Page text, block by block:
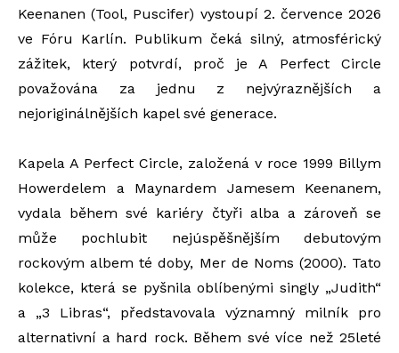
Keenanen (Tool, Puscifer) vystoupí 2. července 2026
ve Fóru Karlín. Publikum čeká silný, atmosférický
zážitek, který potvrdí, proč je A Perfect Circle
považována za jednu z nejvýraznějších a
nejoriginálnějších kapel své generace.
Kapela A Perfect Circle, založená v roce 1999 Billym
Howerdelem a Maynardem Jamesem Keenanem,
vydala během své kariéry čtyři alba a zároveň se
může pochlubit nejúspěšnějším debutovým
rockovým albem té doby, Mer de Noms (2000). Tato
kolekce, která se pyšnila oblíbenými singly „Judith“
a „3 Libras“, představovala významný milník pro
alternativní a hard rock. Během své více než 25leté